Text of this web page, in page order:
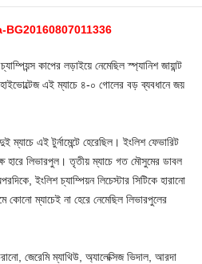
কাপের লড়াইয়ে নেমেছিল স্প্যানিশ জায়ান্ট
এই ম্যাচে ৪-০ গোলের বড় ব্যবধানে জয়
এই টুর্নামেন্টে হেরেছিল। ইংলিশ ফেভারিট
হারে লিভারপুল। তৃতীয় ম্যাচে গত মৌসুমের ডাবল
ইংলিশ চ্যাম্পিয়ন লিচেস্টার সিটিকে হারানো
কোনো ম্যাচেই না হেরে নেমেছিল লিভারপুলের
জেরেমি ম্যাথিউ, অ্যালেক্সিজ ভিদাল, আরদা